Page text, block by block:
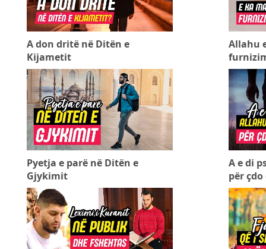
A don dritë në Ditën e
Kijametit
Allahu
Pyetja e parë në Ditën e
Gjykimit
A e di
për